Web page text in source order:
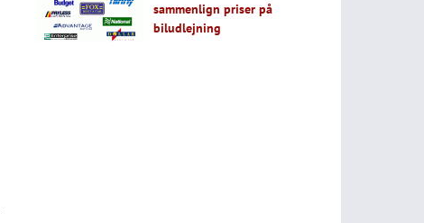
sammenlign priser på
biludlejning